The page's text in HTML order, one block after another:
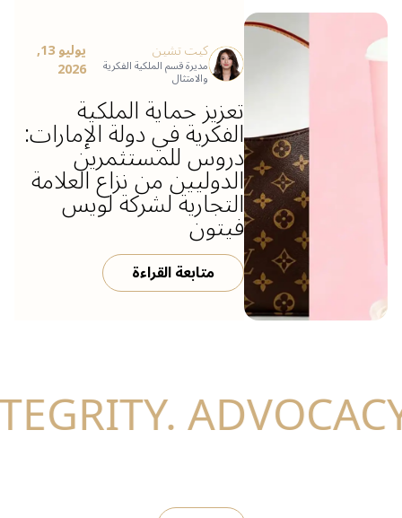
كيت تشين
مديرة قسم الملكية الفكرية
والامتثال
يوليو 13,
2026
تعزيز حماية الملكية
الفكرية في دولة الإمارات:
دروس للمستثمرين
الدوليين من نزاع العلامة
التجارية لشركة لويس
فيتون
متابعة القراءة